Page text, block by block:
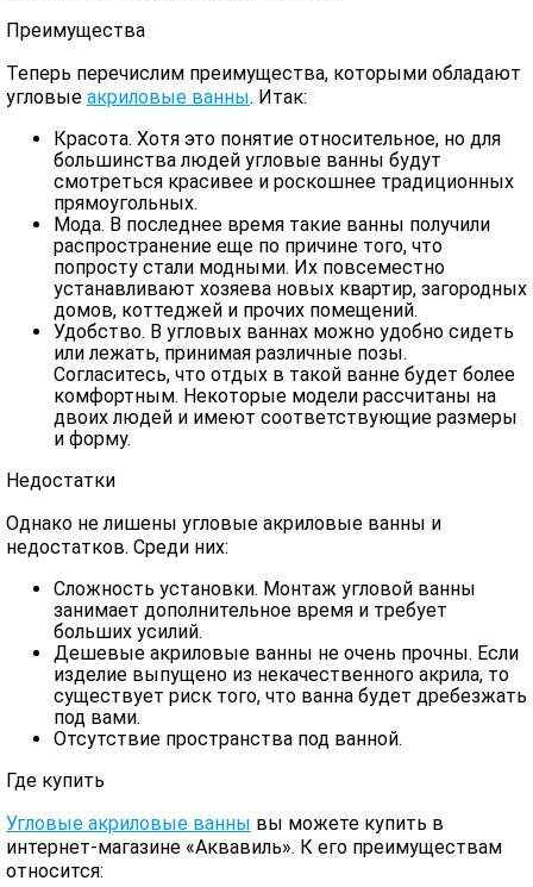
Преимущества
Теперь перечислим преимущества, которыми обладают
угловые акриловые ванны. Итак:
Красота. Хотя это понятие относительное, но для
большинства людей угловые ванны будут
смотреться красивее и роскошнее традиционных
прямоугольных.
Мода. В последнее время такие ванны получили
распространение еще по причине того, что
попросту стали модными. Их повсеместно
устанавливают хозяева новых квартир, загородных
домов, коттеджей и прочих помещений.
Удобство. В угловых ваннах можно удобно сидеть
или лежать, принимая различные позы.
Согласитесь, что отдых в такой ванне будет более
комфортным. Некоторые модели рассчитаны на
двоих людей и имеют соответствующие размеры
и форму.
Недостатки
Однако не лишены угловые акриловые ванны и
недостатков. Среди них:
Сложность установки. Монтаж угловой ванны
занимает дополнительное время и требует
больших усилий.
Дешевые акриловые ванны не очень прочны. Если
изделие выпущено из некачественного акрила, то
существует риск того, что ванна будет дребезжать
под вами.
Отсутствие пространства под ванной.
Где купить
Угловые акриловые ванны вы можете купить в
интернет-магазине «Аквавиль». К его преимуществам
относится: